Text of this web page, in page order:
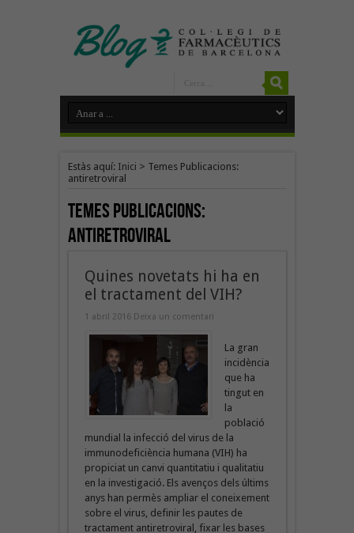
Estàs aquí: Inici > Temes Publicacions:
antiretroviral
Temes Publicacions:
antiretroviral
Quines novetats hi ha en
el tractament del VIH?
1 abril 2016 Deixa un comentari
La gran
incidència
que ha
tingut en
la
població
mundial la infecció del virus de la
immunodeficiència humana (VIH) ha
propiciat un canvi quantitatiu i qualitatiu
en la investigació. Els avenços dels últims
anys han permès ampliar el coneixement
sobre el virus, definir les pautes de
tractament antiretroviral, fixar les bases